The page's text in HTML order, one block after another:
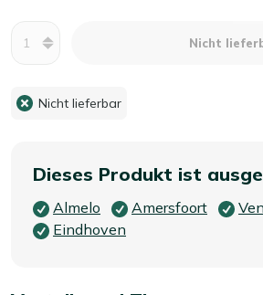
Nicht
Nicht lieferbar
Dieses Produkt ist
Almelo Amersfoort
Eindhoven